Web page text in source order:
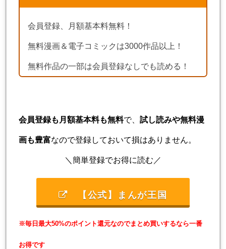
会員登録、月額基本料無料！
無料漫画＆電子コミックは3000作品以上！
無料作品の一部は会員登録なしでも読める！
会員登録も月額基本料も無料で、 試し読みや無料漫
画も豊富なので登録しておいて損はありません。
＼簡単登録でお得に読む／
【公式】まんが王国
※毎日最大50%のポイント還元なのでまとめ買いするなら一番
お得です